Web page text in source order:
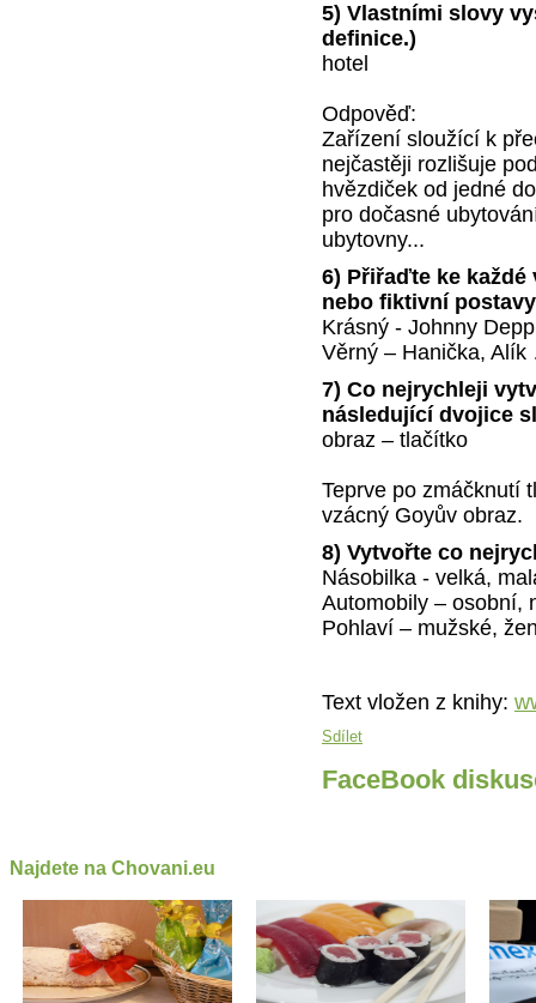
5) Vlastními slovy
definice.)
hotel
Odpověď:
Zařízení sloužící k
nejčastěji rozlišuje
hvězdiček od jedné
pro dočasné
ubytovny...
6) Přiřaďte ke
nebo fiktivní
Krásný - Johnny
Věrný – Hanička,
7) Co nejrychleji
následující dvojice
obraz – tlačítko
Teprve po zmáčknutí
vzácný Goyův obraz.
8) Vytvořte co
Násobilka - velká,
Automobily – osobní,
Pohlaví – mužské,
Text vložen z knihy:
Sdílet
FaceBook
Najdete na Chovani.eu